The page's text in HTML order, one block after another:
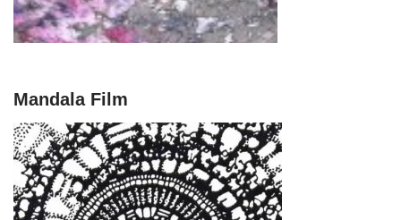
Mandala Film